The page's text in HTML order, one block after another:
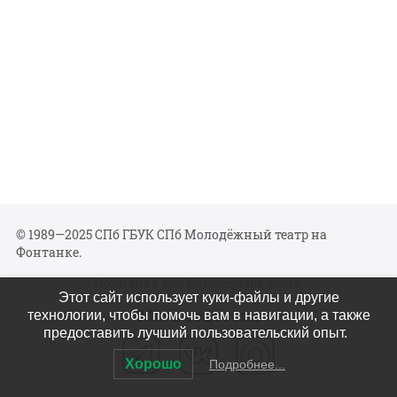
© 1989—2025 СПб ГБУК СПб Молодёжный театр на
Фонтанке.
Политика конфиденциальности
Мы в соцсетях
Этот сайт использует куки-файлы и другие
технологии, чтобы помочь вам в навигации, а также
предоставить лучший пользовательский опыт.
Хорошо Подробнее...